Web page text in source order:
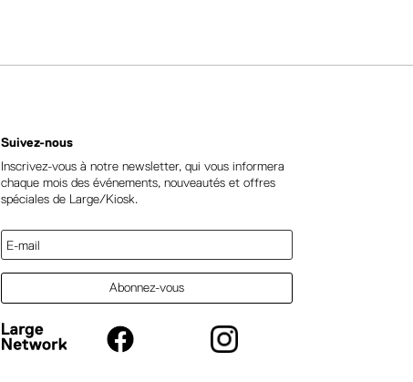
Suivez-nous
Inscrivez-vous à notre newsletter, qui vous informera
chaque mois des événements, nouveautés et offres
spéciales de Large/Kiosk.
Abonnez-vous